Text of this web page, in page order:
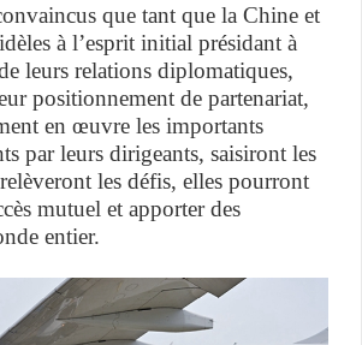
que tant que la Chine et
à l’esprit initial présidant à
leurs relations diplomatiques,
positionnement de partenariat,
en œuvre les importants
par leurs dirigeants, saisiront les
les défis, elles pourront
mutuel et apporter des
entier.